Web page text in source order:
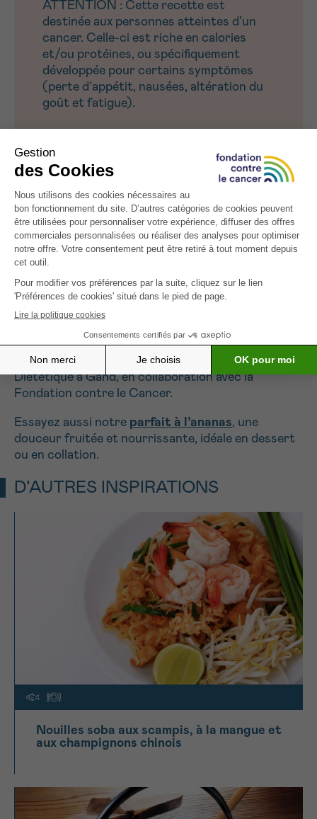
ATTENTION : Cette recette est
destinée aux personnes atteintes d’un
cancer. Celle-ci est riche en calories
et/ou protéines, ou spécifiquement
développée pour certains symptômes
(perte d’appétit, nausées, altération du
goût et fatigue).
Énergie : 520 kcal – Protéines : 21.2 g
VARIANTE :
Remplacez les noix de cajou par un mélange de noix.
Remplacez le céleri-rave par du céleri en branches.
Remplacez le vinaigre à l’estragon par du vinaigre
Les recettes ont été conçues par Sarah Van Den
Brande dans le cadre de son travail de fin d’études
au KaHo Sint-Lieven, département Nutrition &
Diététique à Gand, en collaboration avec la
Fondation contre le Cancer.
Essayez aussi notre parfait à l’ananas, une
douceur fruitée et nourrissante, idéale en dessert
ou en collation.
D’AUTRES INSPIRATIONS
Nouilles soba aux scampis, à la mangue et
aux champignons chinois